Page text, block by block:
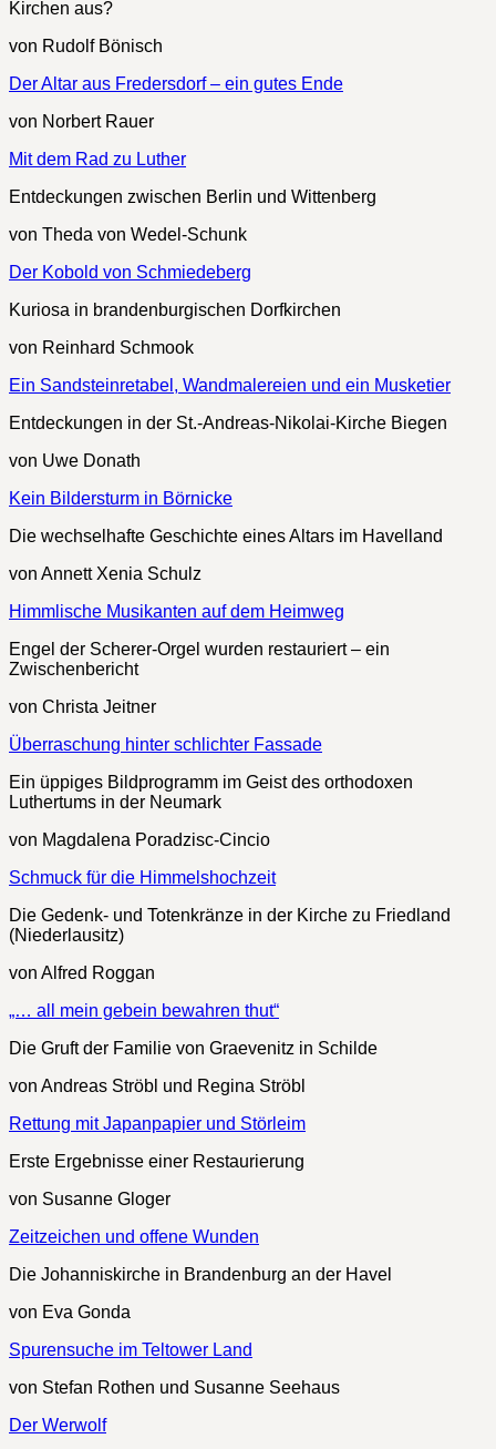
Kirchen aus?
von Rudolf Bönisch
Der Altar aus Fredersdorf – ein gutes Ende
von Norbert Rauer
Mit dem Rad zu Luther
Entdeckungen zwischen Berlin und Wittenberg
von Theda von Wedel-Schunk
Der Kobold von Schmiedeberg
Kuriosa in brandenburgischen Dorfkirchen
von Reinhard Schmook
Ein Sandsteinretabel, Wandmalereien und ein Musketier
Entdeckungen in der St.-Andreas-Nikolai-Kirche Biegen
von Uwe Donath
Kein Bildersturm in Börnicke
Die wechselhafte Geschichte eines Altars im Havelland
von Annett Xenia Schulz
Himmlische Musikanten auf dem Heimweg
Engel der Scherer-Orgel wurden restauriert – ein
Zwischenbericht
von Christa Jeitner
Überraschung hinter schlichter Fassade
Ein üppiges Bildprogramm im Geist des orthodoxen
Luthertums in der Neumark
von Magdalena Poradzisc-Cincio
Schmuck für die Himmelshochzeit
Die Gedenk- und Totenkränze in der Kirche zu Friedland
(Niederlausitz)
von Alfred Roggan
„… all mein gebein bewahren thut“
Die Gruft der Familie von Graevenitz in Schilde
von Andreas Ströbl und Regina Ströbl
Rettung mit Japanpapier und Störleim
Erste Ergebnisse einer Restaurierung
von Susanne Gloger
Zeitzeichen und offene Wunden
Die Johanniskirche in Brandenburg an der Havel
von Eva Gonda
Spurensuche im Teltower Land
von Stefan Rothen und Susanne Seehaus
Der Werwolf